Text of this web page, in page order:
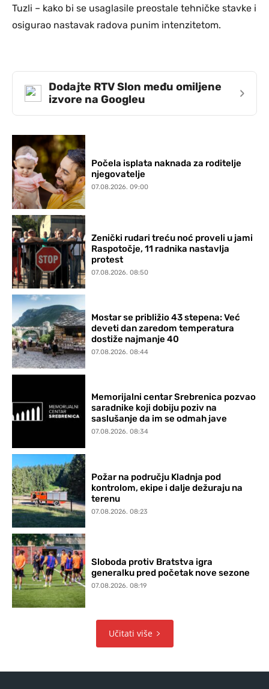
Tuzli – kako bi se usaglasile preostale tehničke stavke i
osigurao nastavak radova punim intenzitetom.
Dodajte RTV Slon među omiljene
izvore na Googleu
›
Počela isplata naknada za roditelje
njegovatelje
07.08.2026. 09:00
Zenički rudari treću noć proveli u jami
Raspotočje, 11 radnika nastavlja
protest
07.08.2026. 08:50
Mostar se približio 43 stepena: Već
deveti dan zaredom temperatura
dostiže najmanje 40
07.08.2026. 08:44
Memorijalni centar Srebrenica pozvao
saradnike koji dobiju poziv na
saslušanje da im se odmah jave
07.08.2026. 08:34
Požar na području Kladnja pod
kontrolom, ekipe i dalje dežuraju na
terenu
07.08.2026. 08:23
Sloboda protiv Bratstva igra
generalku pred početak nove sezone
07.08.2026. 08:19
Učitati više